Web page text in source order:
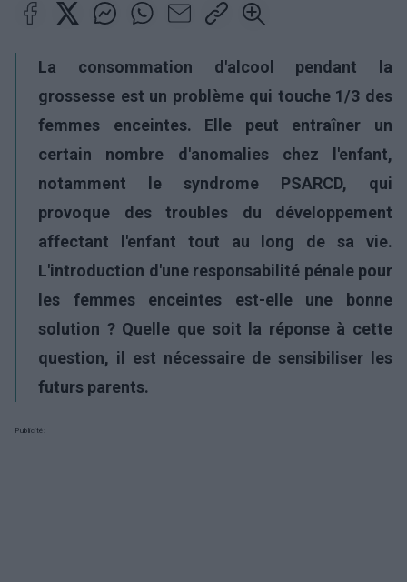
La consommation d'alcool pendant la
grossesse est un problème qui touche 1/3 des
femmes enceintes. Elle peut entraîner un
certain nombre d'anomalies chez l'enfant,
notamment le syndrome PSARCD, qui
provoque des troubles du développement
affectant l'enfant tout au long de sa vie.
L'introduction d'une responsabilité pénale pour
les femmes enceintes est-elle une bonne
solution ? Quelle que soit la réponse à cette
question, il est nécessaire de sensibiliser les
futurs parents.
Publicité: